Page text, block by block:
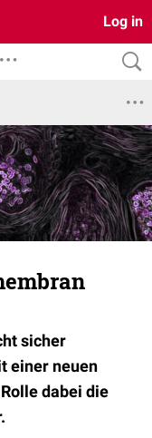
Log in
sicher
einer neuen
dabei die